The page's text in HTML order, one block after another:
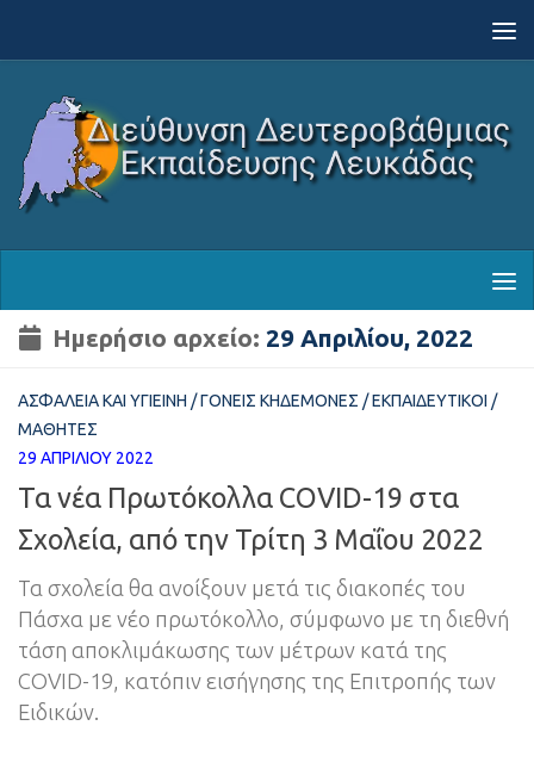
Ημερήσιο αρχείο: 29 Απριλίου, 2022
ΑΣΦΆΛΕΙΑ ΚΑΙ ΥΓΙΕΙΝΉ /ΓΟΝΕΊΣ ΚΗΔΕΜΌΝΕΣ /ΕΚΠΑΙΔΕΥΤΙΚΟΊ /
ΜΑΘΗΤΈΣ
29 ΑΠΡΙΛΊΟΥ 2022
Τα νέα Πρωτόκολλα COVID-19 στα
Σχολεία, από την Τρίτη 3 Μαΐου 2022
Τα σχολεία θα ανοίξουν μετά τις διακοπές του
Πάσχα με νέο πρωτόκολλο, σύμφωνο με τη διεθνή
τάση αποκλιμάκωσης των μέτρων κατά της
COVID-19, κατόπιν εισήγησης της Επιτροπής των
Ειδικών.